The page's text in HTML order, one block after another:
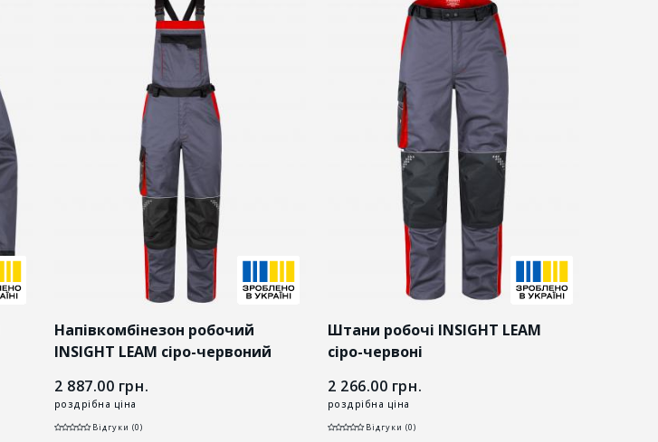
Напівкомбінезон робочий
INSIGHT LEAM сіро-червоний
2 887.00 грн.
роздрібна ціна
Відгуки (0)
Штани робочі INSIGHT LEAM
сіро-червоні
2 266.00 грн.
роздрібна ціна
Відгуки (0)